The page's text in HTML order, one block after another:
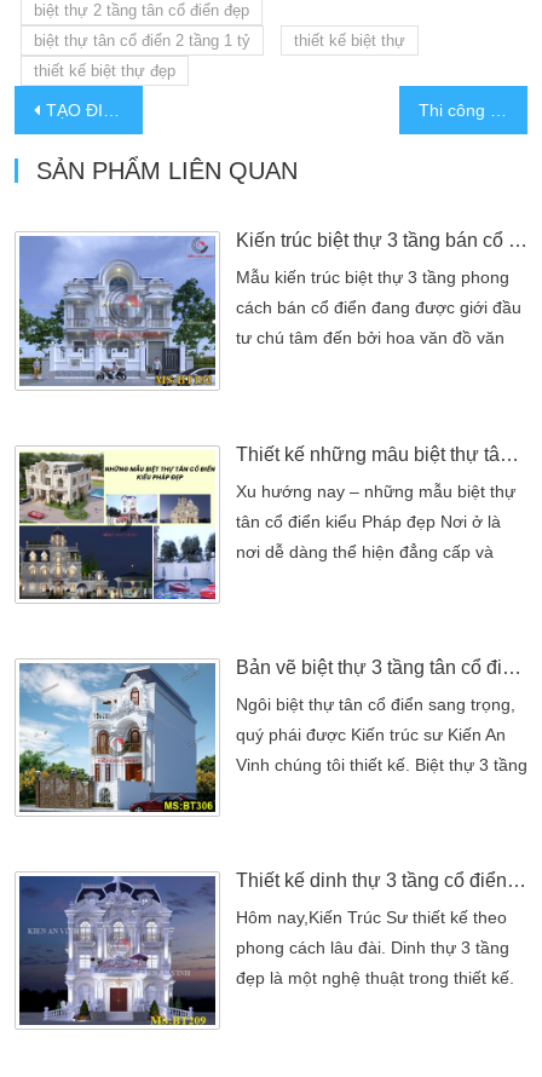
biệt thự 2 tầng tân cổ điển đẹp
biệt thự tân cổ điển 2 tầng 1 tỷ
thiết kế biệt thự
thiết kế biệt thự đẹp
TẠO ĐIỂM NHẤN CHO NHÀ ỐNG VỚI THIẾT KẾ SÁNG TẠO NĂM 2025 Thi công biệt thự 2 tầng mái thái tại Long An
SẢN PHẨM LIÊN QUAN
Kiến trúc biệt thự 3 tầng bán cổ điển đẹp nhất
Mẫu kiến trúc biệt thự 3 tầng phong
cách bán cổ điển đang được giới đầu
tư chú tâm đến bởi hoa văn đồ văn
trúc biệt thự đồ sộ. Và hiện nay trào
lưu kiến trúc hiện đại, cách tân ngày
càng phát triển nhưng với phong cách
đầy tính nghệ thuật, […]
Thiết kế những mẫu biệt thự tân cổ điển kiểu Pháp đẹp
Xu hướng nay – những mẫu biệt thự
tân cổ điển kiểu Pháp đẹp Nơi ở là
nơi dễ dàng thể hiện đẳng cấp và
đẹp. Vừa để khẳng định vị thế, vừa
giúp cải thiện lối sống thời thượng
cho cả gia đình. Phong cách kiến trúc
tân cổ điển Pháp […]
Bản vẽ biệt thự 3 tầng tân cổ điển tại Bình Dương
Ngôi biệt thự tân cổ điển sang trọng,
quý phái được Kiến trúc sư Kiến An
Vinh chúng tôi thiết kế. Biệt thự 3 tầng
vận dụng giật khối linh hoạt. Đã cho
gia đình anh một tỉ lệ kiến trúc tân cổ
điển hài hòa. Tiếp theo đó được sử
[…]
Thiết kế dinh thự 3 tầng cổ điển đẹp
Hôm nay,Kiến Trúc Sư thiết kế theo
phong cách lâu đài. Dinh thự 3 tầng
đẹp là một nghệ thuật trong thiết kế.